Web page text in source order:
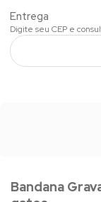
Bandana